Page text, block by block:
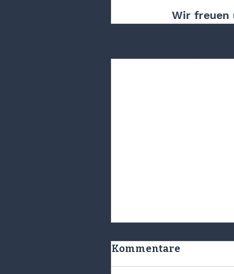
Wir freuen
Kommentare